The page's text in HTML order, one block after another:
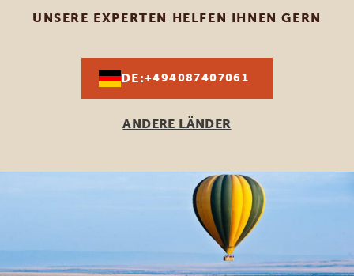
UNSERE EXPERTEN HELFEN IHNEN GERN
DE:+494087407061
ANDERE LÄNDER